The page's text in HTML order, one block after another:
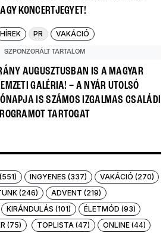
KONCERTJEGYET!
HÍREK PR VAKÁCIÓ
SZPONZORÁLT TARTALOM
AUGUSZTUSBAN IS A MAGYAR
GALÉRIA! – A NYÁR UTOLSÓ
IS SZÁMOS IZGALMAS CSALÁDI
TARTOGAT
INGYENES (337)
VAKÁCIÓ (270)
(246)
ADVENT (219)
KIRÁNDULÁS (101)
ÉLETMÓD (93)
(75) TOPLISTA (47)
ONLINE (44)